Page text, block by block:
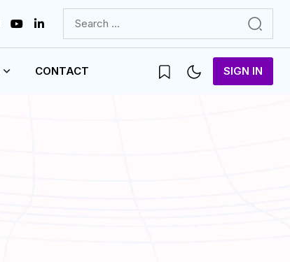
CONTACT SIGN IN